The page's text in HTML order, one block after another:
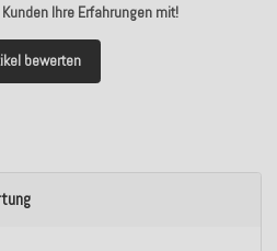
Ihre Erfahrungen mit!
bewerten